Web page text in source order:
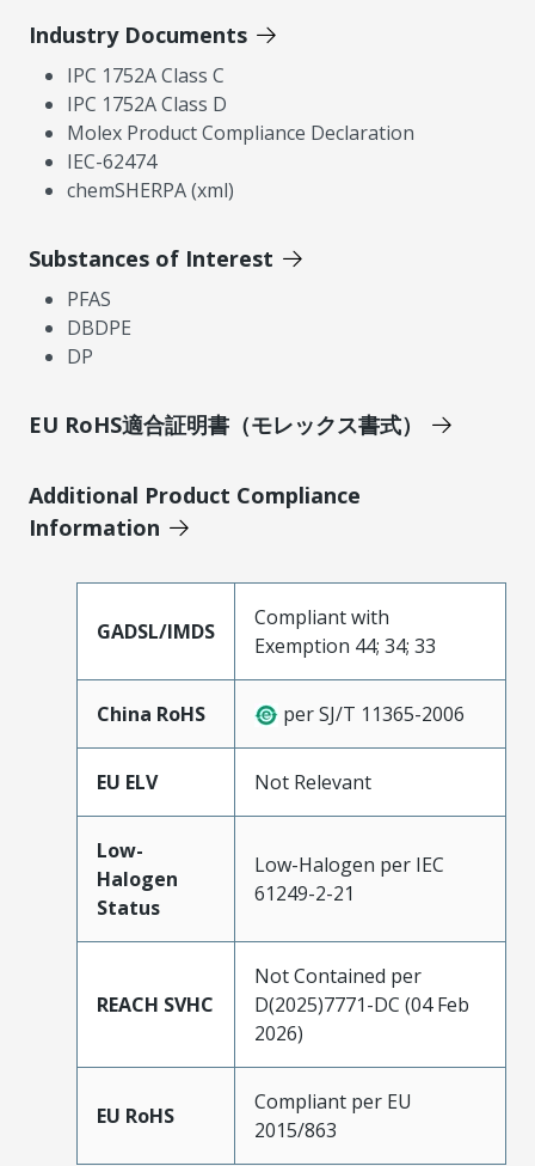
Industry Documents
IPC 1752A Class C
IPC 1752A Class D
Molex Product Compliance Declaration
IEC-62474
chemSHERPA (xml)
Substances of Interest
PFAS
DBDPE
DP
EU RoHS適合証明書（モレックス書式）
Additional Product Compliance
Information
GADSL/IMDS
Compliant with
Exemption 44; 34; 33
China RoHS per SJ/T 11365-2006
EU ELV Not Relevant
Low-
Halogen
Status
Low-Halogen per IEC
61249-2-21
REACH SVHC
Not Contained per
D(2025)7771-DC (04 Feb
2026)
EU RoHS
Compliant per EU
2015/863